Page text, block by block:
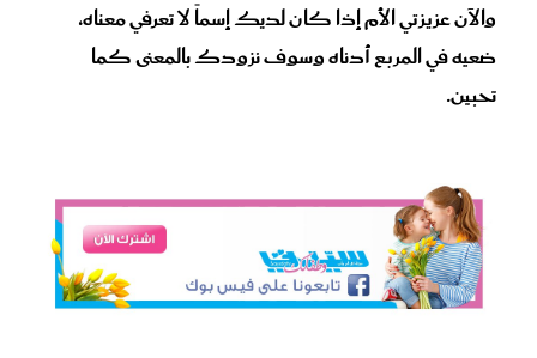
والآن عزيزتي الأم إذا كان لديك إسماً لا تعرفي معناه،
ضعيه في المربع أدناه وسوف نزودك بالمعنى كما
تحبين.